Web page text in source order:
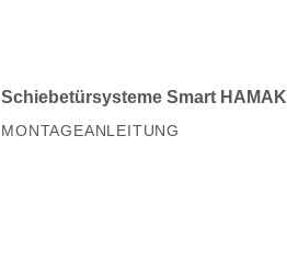
Schiebetürsysteme Smart HAMAK
MONTAGEANLEITUNG